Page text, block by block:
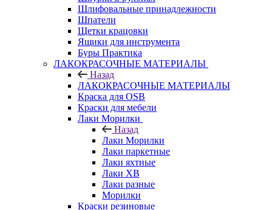
Шлифовальные принадлежности
Шпатели
Щетки крацовки
Ящики для инструмента
Буры Практика
ЛАКОКРАСОЧНЫЕ МАТЕРИАЛЫ
Назад
ЛАКОКРАСОЧНЫЕ МАТЕРИАЛЫ
Краска для OSB
Краски для мебели
Лаки Морилки
Назад
Лаки Морилки
Лаки паркетные
Лаки яхтные
Лаки ХВ
Лаки разные
Морилки
Краски резиновые